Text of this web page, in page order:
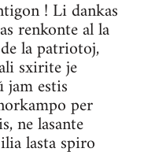
! Li dankas
renkonte al la
la patriotoj,
sxirite je
estis
per
ne lasante
lasta spiro